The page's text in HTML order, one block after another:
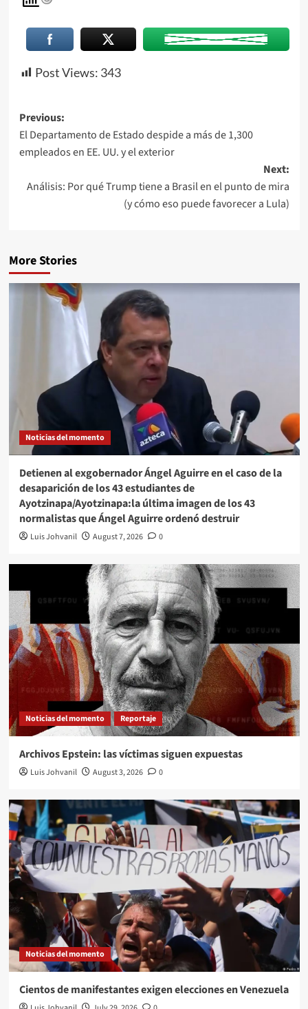
Post Views: 343
Previous:
El Departamento de Estado despide a más de 1,300
empleados en EE. UU. y el exterior
Next:
Análisis: Por qué Trump tiene a Brasil en el punto de mira
(y cómo eso puede favorecer a Lula)
More Stories
Noticias del momento
Detienen al exgobernador Ángel Aguirre en el caso de la
desaparición de los 43 estudiantes de
Ayotzinapa/Ayotzinapa:la última imagen de los 43
normalistas que Ángel Aguirre ordenó destruir
Luis Johvanil August 7, 2026 0
Noticias del momento Reportaje
Archivos Epstein: las víctimas siguen expuestas
Luis Johvanil August 3, 2026 0
Noticias del momento
Cientos de manifestantes exigen elecciones en Venezuela